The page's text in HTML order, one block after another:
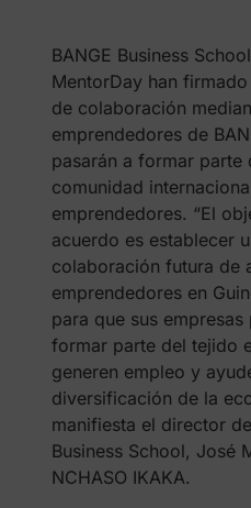
BANGE Business
MentorDay han
de colaboración
emprendedores de
pasarán a formar parte
comunidad
emprendedores. “El
acuerdo es establecer
colaboración futura de
emprendedores en
para que sus empresas
formar parte del tejido
generen empleo y
diversificación de la
manifiesta el director
Business School, José
NCHASO IKAKA.